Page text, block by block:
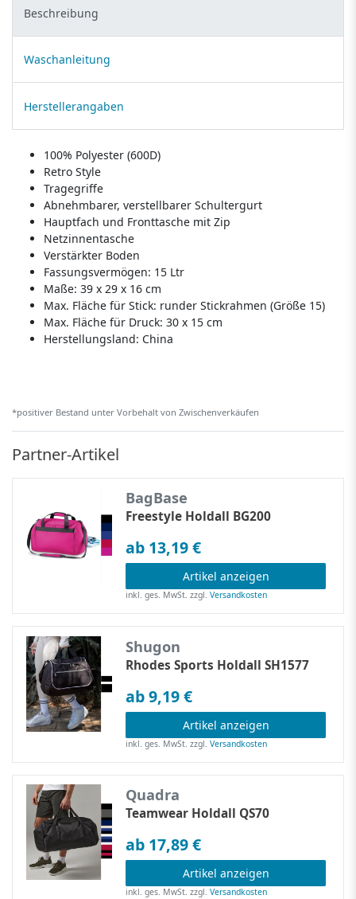
Beschreibung
Waschanleitung
Herstellerangaben
100% Polyester (600D)
Retro Style
Tragegriffe
Abnehmbarer, verstellbarer Schultergurt
Hauptfach und Fronttasche mit Zip
Netzinnentasche
Verstärkter Boden
Fassungsvermögen: 15 Ltr
Maße: 39 x 29 x 16 cm
Max. Fläche für Stick: runder Stickrahmen (Größe 15)
Max. Fläche für Druck: 30 x 15 cm
Herstellungsland: China
*positiver Bestand unter Vorbehalt von Zwischenverkäufen
Partner-Artikel
BagBase
Freestyle Holdall BG200
ab 13,19 €
Artikel anzeigen
inkl. ges. MwSt. zzgl.Versandkosten
Shugon
Rhodes Sports Holdall SH1577
ab 9,19 €
Artikel anzeigen
inkl. ges. MwSt. zzgl.Versandkosten
Quadra
Teamwear Holdall QS70
ab 17,89 €
Artikel anzeigen
inkl. ges. MwSt. zzgl.Versandkosten